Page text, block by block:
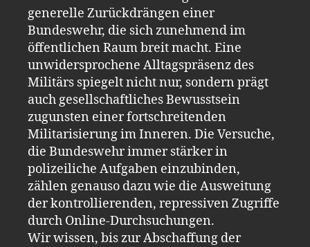
generelle Zurückdrängen einer
Bundeswehr, die sich zunehmend im
öffentlichen Raum breit macht. Eine
unwidersprochene Alltagspräsenz des
Militärs spiegelt nicht nur, sondern prägt
auch gesellschaftliches Bewusstsein
zugunsten einer fortschreitenden
Militarisierung im Inneren. Die Versuche,
die Bundeswehr immer stärker in
polizeiliche Aufgaben einzubinden,
zählen genauso dazu wie die Ausweitung
der kontrollierenden, repressiven Zugriffe
durch Online-Durchsuchungen.
Wir wissen, bis zur Abschaffung der